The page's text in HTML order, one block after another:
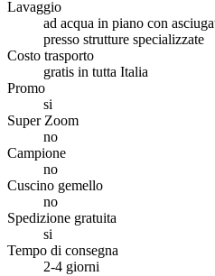
Lavaggio
ad acqua in piano con
presso strutture specializzate
Costo trasporto
gratis in tutta Italia
Promo
si
Super Zoom
no
Campione
no
Cuscino gemello
no
Spedizione gratuita
si
Tempo di consegna
2-4 giorni